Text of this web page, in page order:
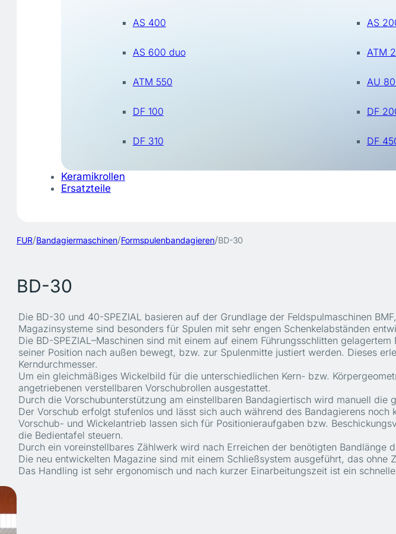
AS 400 AS
AS 600 duo ATM
ATM 550 AU
DF 100 DF
DF 310 DF
Keramikrollen
Ersatzteile
FUR/Bandagiermaschinen/Formspulenbandagieren/BD-30
BD-30
Die BD-30 und 40-SPEZIAL basieren auf der Grundlage der Feldspulmaschinen
Magazinsysteme sind besonders für Spulen mit sehr engen Schenkelabständen
Die BD-SPEZIAL–Maschinen sind mit einem auf einem Führungsschlitten
seiner Position nach außen bewegt, bzw. zur Spulenmitte justiert werden. Dieses
Kerndurchmesser.
Um ein gleichmäßiges Wickelbild für die unterschiedlichen Kern- bzw.
angetriebenen verstellbaren Vorschubrollen ausgestattet.
Durch die Vorschubunterstützung am einstellbaren Bandagiertisch wird manuell die
Der Vorschub erfolgt stufenlos und lässt sich auch während des Bandagierens noch
Vorschub- und Wickelantrieb lassen sich für Positionieraufgaben bzw.
die Bedientafel steuern.
Durch ein voreinstellbares Zählwerk wird nach Erreichen der benötigten Bandlänge
Die neu entwickelten Magazine sind mit einem Schließsystem ausgeführt, das ohne
Das Handling ist sehr ergonomisch und nach kurzer Einarbeitungszeit ist ein